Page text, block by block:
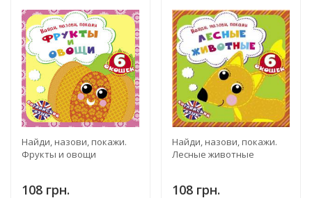
Найди, назови, покажи.
Фрукты и овощи
108 грн.
Найди, назови, покажи.
Лесные животные
108 грн.